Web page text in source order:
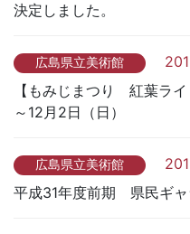
決定しました。
広島県立美術館
【もみじまつり 紅葉ライ
～12月2日（日）
広島県立美術館
平成31年度前期 県民ギャ